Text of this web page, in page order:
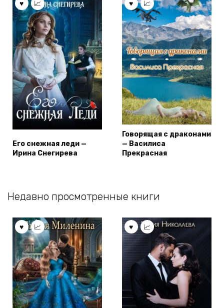
Его снежная леди —
Ирина Снегирева
Говорящая с драконами
— Василиса
Прекрасная
Недавно просмотренные книги